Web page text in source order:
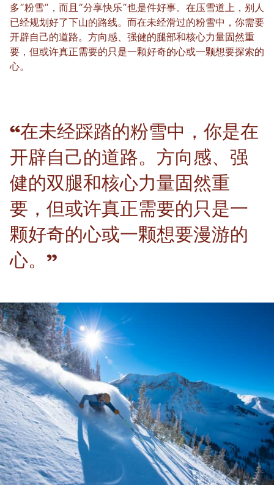
多“粉雪”，而且“分享快乐”也是件好事。在压雪道上，别人
已经规划好了下山的路线。而在未经滑过的粉雪中，你需要
开辟自己的道路。方向感、强健的腿部和核心力量固然重
要，但或许真正需要的只是一颗好奇的心或一颗想要探索的
心。
“在未经踩踏的粉雪中，你是在
开辟自己的道路。方向感、强
健的双腿和核心力量固然重
要，但或许真正需要的只是一
颗好奇的心或一颗想要漫游的
心。”